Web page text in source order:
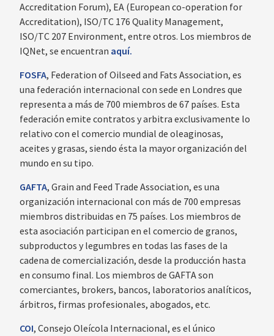
Accreditation Forum), EA (European co-operation for
Accreditation), ISO/TC 176 Quality Management,
ISO/TC 207 Environment, entre otros. Los miembros de
IQNet, se encuentran aquí.
FOSFA, Federation of Oilseed and Fats Association, es
una federación internacional con sede en Londres que
representa a más de 700 miembros de 67 países. Esta
federación emite contratos y arbitra exclusivamente lo
relativo con el comercio mundial de oleaginosas,
aceites y grasas, siendo ésta la mayor organización del
mundo en su tipo.
GAFTA, Grain and Feed Trade Association, es una
organización internacional con más de 700 empresas
miembros distribuidas en 75 países. Los miembros de
esta asociación participan en el comercio de granos,
subproductos y legumbres en todas las fases de la
cadena de comercialización, desde la producción hasta
en consumo final. Los miembros de GAFTA son
comerciantes, brokers, bancos, laboratorios analíticos,
árbitros, firmas profesionales, abogados, etc.
COI, Consejo Oleícola Internacional, es el único